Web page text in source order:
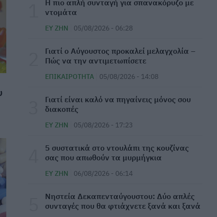
ΕΟΦ: Ανακαλείται παρτίδα με χειρουργικά
γάντια
Βιταμίνη D: Πώς θα πάρω περισσότερη χωρίς
να κάτσω πολλή ώρα στον ήλιο
Πανεπιστήμιο Πάτρας: 168 αιτήσεις από 23
χώρες για το νέο αγγλόφωνο πρόγραμμα
ΕΠΙΚΑΙΡΌΤΗΤΑ 06/08/2026 - 16:54
Παιδιά και πισίνα: Όλα όσα πρέπει να
ΕΠΙΚΑΙΡΌΤΗΤΑ 06/08/2026 - 16:03
Η πιο απλή συνταγή για σπανακόρυζο με
ντομάτα
ΕΥ ΖΗΝ 05/08/2026 - 06:28
Γιατί ο Αύγουστος προκαλεί μελαγχολία –
Πώς να την αντιμετωπίσετε
ΕΠΙΚΑΙΡΌΤΗΤΑ 05/08/2026 - 14:08
Γιατί είναι καλό να πηγαίνεις μόνος σου
διακοπές
ΕΥ ΖΗΝ 05/08/2026 - 17:23
⁠5 συστατικά στο ντουλάπι της κουζίνας
σας που απωθούν τα μυρμήγκια
ΕΥ ΖΗΝ 06/08/2026 - 06:14
Νηστεία Δεκαπενταύγουστου: Δύο απλές
συνταγές που θα φτιάχνετε ξανά και ξανά